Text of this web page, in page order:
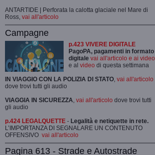
ANTARTIDE | Perforata la calotta glaciale nel Mare di
Ross, vai all'articolo
Campagne
p.423 VIVERE DIGITALE
PagoPA, pagamenti in formato
digitale vai all'articolo e ai video
e al video di questa settimana
IN VIAGGIO CON LA POLIZIA DI STATO, vai all'articolo
dove trovi tutti gli audio
VIAGGIA IN SICUREZZA, vai all'articolo dove trovi tutti
gli audio
p.424 LEGALQUETTE - Legalità e netiquette in rete.
L’IMPORTANZA DI SEGNALARE UN CONTENUTO
OFFENSIVO vai all'articolo
Pagina 613 - Strade e Autostrade